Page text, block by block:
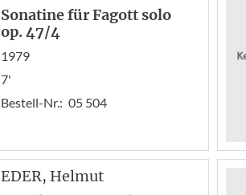
Sonatine für Fagott solo
op. 47/4
1979
7'
Bestell-Nr.: 05 504
EDER, Helmut